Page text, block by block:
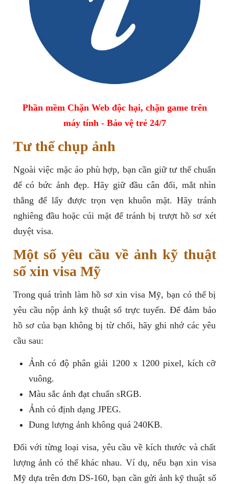
Phần mềm Chặn Web độc hại, chặn game trên
máy tính - Bảo vệ trẻ 24/7
Tư thế chụp ảnh
Ngoài việc mặc áo phù hợp, bạn cần giữ tư thế chuẩn
để có bức ảnh đẹp. Hãy giữ đầu cân đối, mắt nhìn
thẳng để lấy được trọn vẹn khuôn mặt. Hãy tránh
nghiêng đầu hoặc cúi mặt để tránh bị trượt hồ sơ xét
duyệt visa.
Một số yêu cầu về ảnh kỹ thuật
số xin visa Mỹ
Trong quá trình làm hồ sơ xin visa Mỹ, bạn có thể bị
yêu cầu nộp ảnh kỹ thuật số trực tuyến. Để đảm bảo
hồ sơ của bạn không bị từ chối, hãy ghi nhớ các yêu
cầu sau:
Ảnh có độ phân giải 1200 x 1200 pixel, kích cỡ
vuông.
Màu sắc ảnh đạt chuẩn sRGB.
Ảnh có định dạng JPEG.
Dung lượng ảnh không quá 240KB.
Đối với từng loại visa, yêu cầu về kích thước và chất
lượng ảnh có thể khác nhau. Ví dụ, nếu bạn xin visa
Mỹ dựa trên đơn DS-160, bạn cần gửi ảnh kỹ thuật số